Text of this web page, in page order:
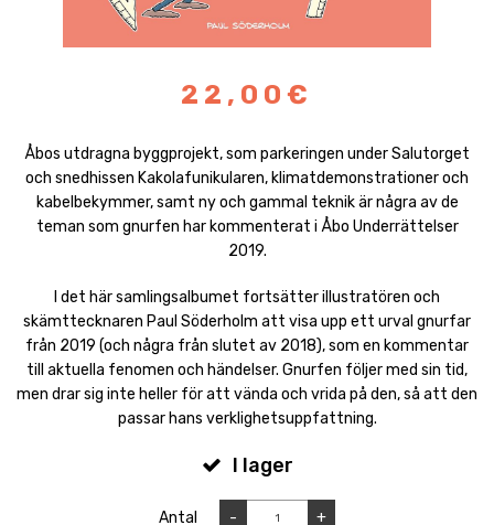
22,00€
Åbos utdragna byggprojekt, som parkeringen under Salutorget
och snedhissen Kakolafunikularen, klimatdemonstrationer och
kabelbekymmer, samt ny och gammal teknik är några av de
teman som gnurfen har kommenterat i Åbo Underrättelser
2019.
I det här samlingsalbumet fortsätter illustratören och
skämttecknaren Paul Söderholm att visa upp ett urval gnurfar
från 2019 (och några från slutet av 2018), som en kommentar
till aktuella fenomen och händelser. Gnurfen följer med sin tid,
men drar sig inte heller för att vända och vrida på den, så att den
passar hans verklighetsuppfattning.
I lager
Antal - +